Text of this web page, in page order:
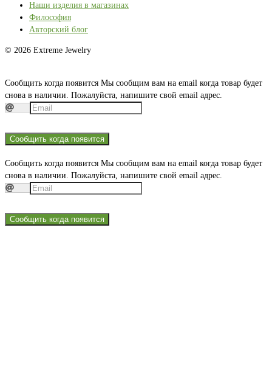
Наши изделия в магазинах
Философия
Авторский блог
© 2026 Extreme Jewelry
Сообщить когда появится Мы сообщим вам на email когда товар будет
снова в наличии. Пожалуйста, напишите свой email адрес.
Сообщить когда появится
Сообщить когда появится Мы сообщим вам на email когда товар будет
снова в наличии. Пожалуйста, напишите свой email адрес.
Сообщить когда появится